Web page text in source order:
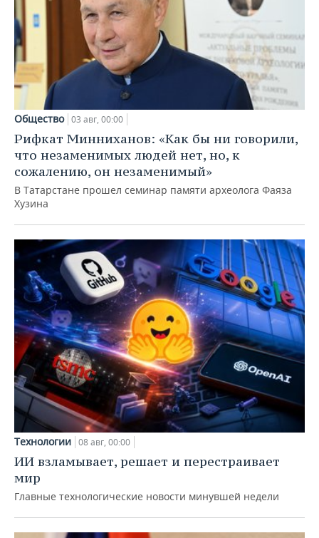
Общество 03 авг, 00:00
Рифкат Минниханов: «Как бы ни говорили,
что незаменимых людей нет, но, к
сожалению, он незаменимый»
В Татарстане прошел семинар памяти археолога Фаяза
Хузина
Технологии 08 авг, 00:00
ИИ взламывает, решает и перестраивает
мир
Главные технологические новости минувшей недели